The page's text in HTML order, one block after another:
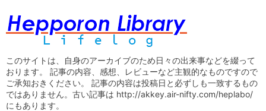
このサイトは、自身のアーカイブのため日々の出来事などを綴って
おります。 記事の内容、感想、レビューなど主観的なものですので
ご承知おきください。 記事の内容は投稿日と必ずしも一致するもの
ではありません。古い記事は http://akkey.air-nifty.com/heplabo/
にもあります。